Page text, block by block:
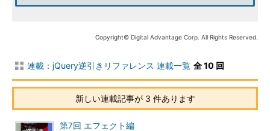
Copyright© Digital Advantage Corp. All Rights Reserved.
連載：jQuery逆引きリファレンス 連載一覧 全 10 回
新しい連載記事が 3 件あります
第7回 エフェクト編